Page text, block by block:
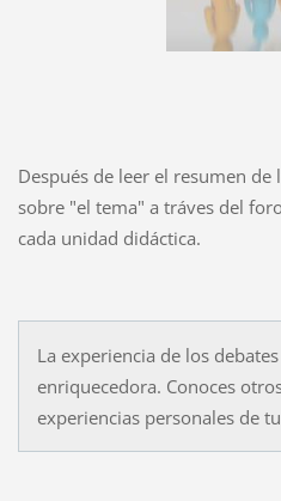
Después de leer el resumen
sobre "el tema" a tráves del
cada unidad didáctica.
La experiencia de los
enriquecedora. Conoces
experiencias personales de